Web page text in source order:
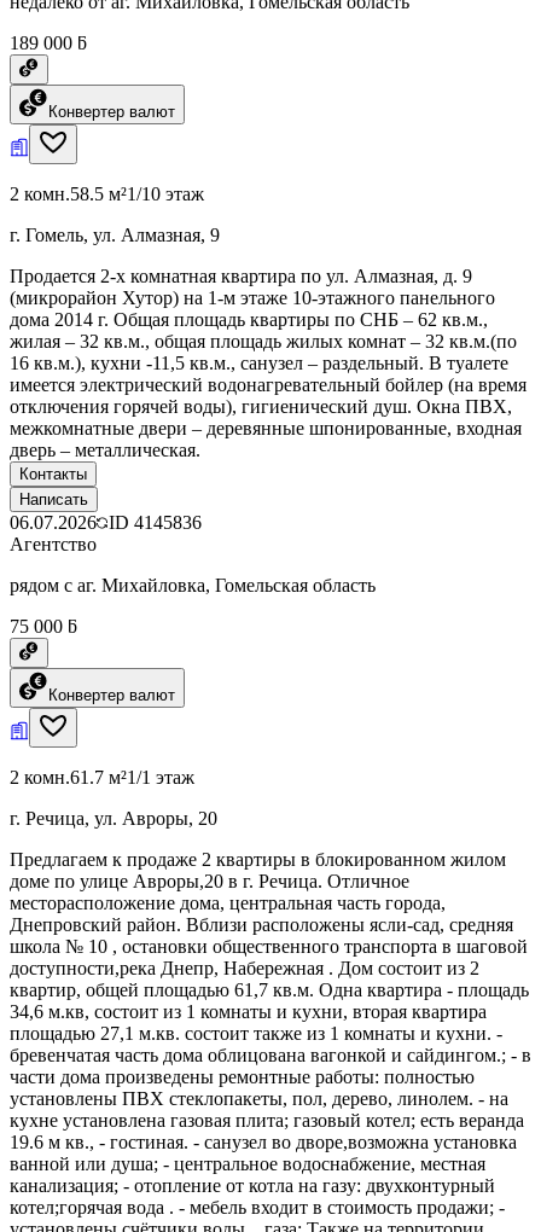
189 000 ƃ
Конвертер валют
2 комн.58.5 м²1/10 этаж
г. Гомель, ул. Алмазная, 9
Продается 2-х комнатная квартира по ул. Алмазная, д. 9
(микрорайон Хутор) на 1-м этаже 10-этажного панельного
дома 2014 г. Общая площадь квартиры по СНБ – 62 кв.м.,
жилая – 32 кв.м., общая площадь жилых комнат – 32 кв.м.(по
16 кв.м.), кухни -11,5 кв.м., санузел – раздельный. В туалете
имеется электрический водонагревательный бойлер (на время
отключения горячей воды), гигиенический душ. Окна ПВХ,
межкомнатные двери – деревянные шпонированные, входная
дверь – металлическая.
Контакты
Написать
06.07.2026 ID 4145836
Агентство
рядом с аг. Михайловка, Гомельская область
75 000 ƃ
Конвертер валют
2 комн.61.7 м²1/1 этаж
г. Речица, ул. Авроры, 20
Предлагаем к продаже 2 квартиры в блокированном жилом
доме по улице Авроры,20 в г. Речица. Отличное
месторасположение дома, центральная часть города,
Днепровский район. Вблизи расположены ясли-сад, средняя
школа № 10 , остановки общественного транспорта в шаговой
доступности,река Днепр, Набережная . Дом состоит из 2
квартир, общей площадью 61,7 кв.м. Одна квартира - площадь
34,6 м.кв, состоит из 1 комнаты и кухни, вторая квартира
площадью 27,1 м.кв. состоит также из 1 комнаты и кухни. -
бревенчатая часть дома облицована вагонкой и сайдингом.; - в
части дома произведены ремонтные работы: полностью
установлены ПВХ стеклопакеты, пол, дерево, линолем. - на
кухне установлена газовая плита; газовый котел; есть веранда
19.6 м кв., - гостиная. - санузел во дворе,возможна установка
ванной или душа; - центральное водоснабжение, местная
канализация; - отопление от котла на газу: двухконтурный
котел;горячая вода . - мебель входит в стоимость продажи; -